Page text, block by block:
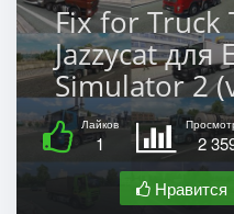
Fix for Truck
Jazzycat для
Simulator 2
Лайков
1 2
Нравится